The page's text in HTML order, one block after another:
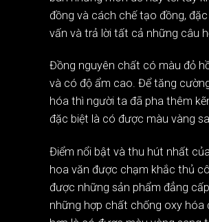
đồng và cách chế tạo đồng,
vấn và trả lời tất cả những câu
Đồng nguyên chất có màu đỏ
và có độ ẩm cao. Để tăng
hóa thì người ta đã pha thêm
đặc biệt là có được màu vàng
Điểm nổi bật và thu hút nhất
hoa văn được chạm khắc thủ
được những sản phẩm đẳng
những hợp chất chống oxy hóa